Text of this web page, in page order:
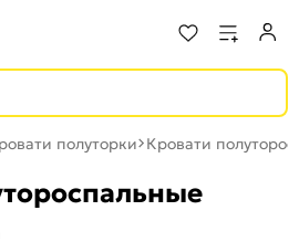
полуторки Кровати